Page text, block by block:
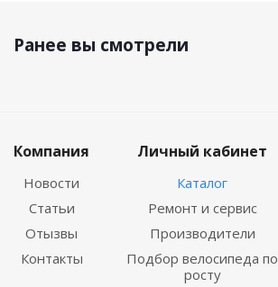
Ранее вы смотрели
Компания
Новости
Статьи
Отызвы
Контакты
Личный кабинет
Каталог
Ремонт и сервис
Производители
Подбор велосипеда по
росту